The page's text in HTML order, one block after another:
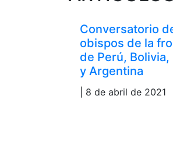
Conversatorio
obispos de la
de Perú, Bolivia,
y Argentina
| 8 de abril de 2021